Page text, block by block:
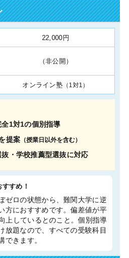
22,000円
（非公開）
オンライン塾 （1対1）
1対1の個別指導
提案 （授業日以外を含む）
・学校推薦型選抜に対応
すめ！
ゼロの状態から、難関大学に逆
方におすすめです。偏差値が平
上しているとのこと。個別指導
放題なので、すべての受験科目
できます。